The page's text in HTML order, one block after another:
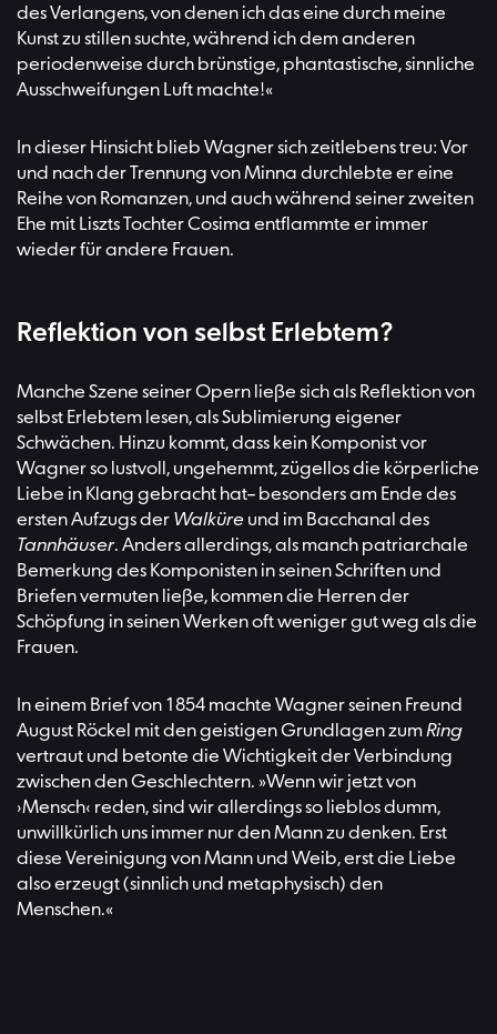
des Verlangens, von denen ich das eine durch meine
Kunst zu stillen suchte, während ich dem anderen
periodenweise durch brünstige, phantastische, sinnliche
Ausschweifungen Luft machte!«
In dieser Hinsicht blieb Wagner sich zeitlebens treu: Vor
und nach der Trennung von Minna durchlebte er eine
Reihe von Romanzen, und auch während seiner zweiten
Ehe mit Liszts Tochter Cosima entflammte er immer
wieder für andere Frauen.
Reflektion von selbst Erlebtem?
Manche Szene seiner Opern ließe sich als Reflektion von
selbst Erlebtem lesen, als Sublimierung eigener
Schwächen. Hinzu kommt, dass kein Komponist vor
Wagner so lustvoll, ungehemmt, zügellos die körperliche
Liebe in Klang gebracht hat– besonders am Ende des
ersten Aufzugs der Walküre und im Bacchanal des
Tannhäuser. Anders allerdings, als manch patriarchale
Bemerkung des Komponisten in seinen Schriften und
Briefen vermuten ließe, kommen die Herren der
Schöpfung in seinen Werken oft weniger gut weg als die
Frauen.
In einem Brief von 1854 machte Wagner seinen Freund
August Röckel mit den geistigen Grundlagen zumRing
vertraut und betonte die Wichtigkeit der Verbindung
zwischen den Geschlechtern. »Wenn wir jetzt von
›Mensch‹ reden, sind wir allerdings so lieblos dumm,
unwillkürlich uns immer nur den Mann zu denken. Erst
diese Vereinigung von Mann und Weib, erst die Liebe
also erzeugt (sinnlich und metaphysisch) den
Menschen.«